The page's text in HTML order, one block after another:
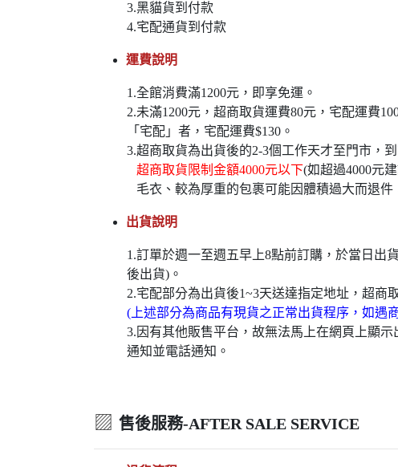
3.黑貓貨到付款
4.宅配通貨到付款
運費說明
1.全館消費滿1200元，即享免運。
2.未滿1200元，超商取貨運費80元，宅配運費
「宅配」者，宅配運費$130。
3.超商取貨為出貨後的2-3個工作天才至門市，
超商取貨限制金額4000元以下(如超過4000元
毛衣、較為厚重的包裹可能因體積過大而退
出貨說明
1.訂單於週一至週五早上8點前訂購，於當日出
後出貨)。
2.宅配部分為出貨後1~3天送達指定地址，超商
(上述部分為商品有現貨之正常出貨程序，如遇
3.因有其他販售平台，故無法馬上在網頁上顯
通知並電話通知。
▨ 售後服務-AFTER SALE SERVICE